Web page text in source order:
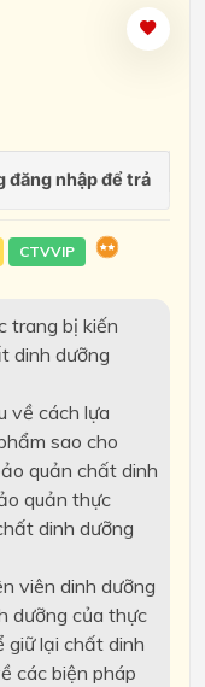
CTVVIP
trang bị kiến
dinh dưỡng
về cách lựa
sao cho
quản chất dinh
quản thực
dinh dưỡng
viên dinh dưỡng
dưỡng của thực
giữ lại chất dinh
các biện pháp